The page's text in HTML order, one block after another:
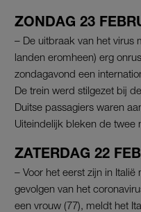
ZONDAG 23
– De uitbraak van het virus
landen eromheen) erg
zondagavond een
De trein werd stilgezet bij
Duitse passagiers waren
Uiteindelijk bleken de twee
ZATERDAG 22
– Voor het eerst zijn in
gevolgen van het
een vrouw (77), meldt het